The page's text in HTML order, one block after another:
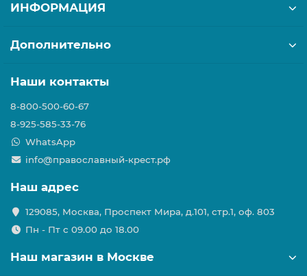
ИНФОРМАЦИЯ
Дополнительно
Наши контакты
8-800-500-60-67
8-925-585-33-76
WhatsApp
info@православный-крест.рф
Наш адрес
129085, Москва, Проспект Мира, д.101, стр.1, оф. 803
Пн - Пт с 09.00 до 18.00
Наш магазин в Москве